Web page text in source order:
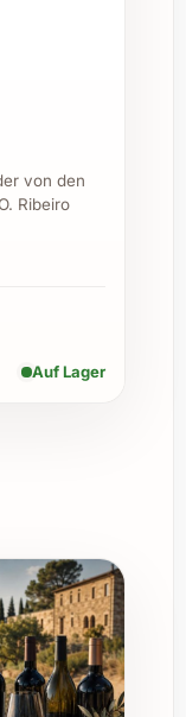
auch als
und das
sehr
zertifiziert?
finden,
sich für
Joven
sowohl bei
als auch
von den
Ribeiro
Auf Lager